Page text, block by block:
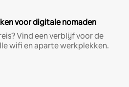
voor digitale nomaden
Vind een verblijf voor de
wifi en aparte werkplekken.